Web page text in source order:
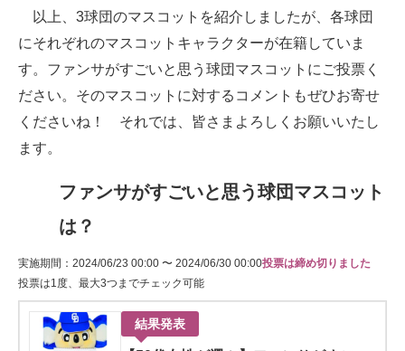
以上、3球団のマスコットを紹介しましたが、各球団
にそれぞれのマスコットキャラクターが在籍していま
す。ファンサがすごいと思う球団マスコットにご投票く
ださい。そのマスコットに対するコメントもぜひお寄せ
くださいね！ それでは、皆さまよろしくお願いいたし
ます。
ファンサがすごいと思う球団マスコット
は？
実施期間：2024/06/23 00:00 〜 2024/06/30 00:00
投票は1度、最大3つまでチェック可能
投票は締め切りました
結果発表